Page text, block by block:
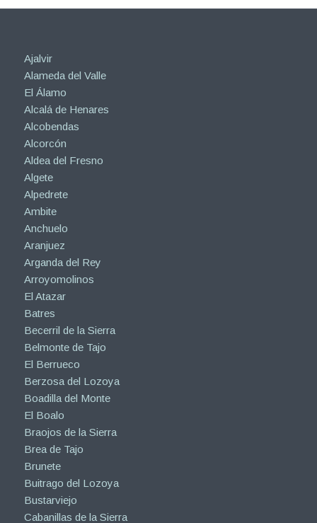
Ajalvir
Alameda del Valle
El Álamo
Alcalá de Henares
Alcobendas
Alcorcón
Aldea del Fresno
Algete
Alpedrete
Ambite
Anchuelo
Aranjuez
Arganda del Rey
Arroyomolinos
El Atazar
Batres
Becerril de la Sierra
Belmonte de Tajo
El Berrueco
Berzosa del Lozoya
Boadilla del Monte
El Boalo
Braojos de la Sierra
Brea de Tajo
Brunete
Buitrago del Lozoya
Bustarviejo
Cabanillas de la Sierra